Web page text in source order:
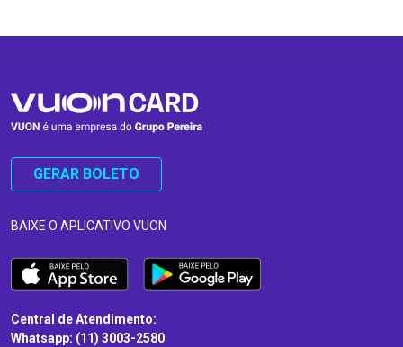
GERAR BOLETO
BAIXE O APLICATIVO VUON
Central de Atendimento:
Whatsapp: (11) 3003-2580